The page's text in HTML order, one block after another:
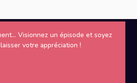
Visionnez un épisode et soyez
votre appréciation !